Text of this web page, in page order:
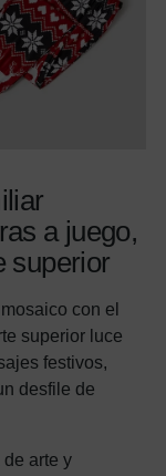
a juego,
superior
con el
superior luce
festivos,
desfile de
arte y